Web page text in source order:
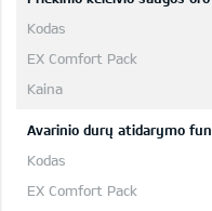
Avarinio durų atidarymo